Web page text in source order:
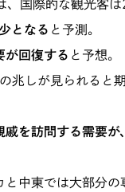
国際的な観光客は
となる と予測。
が回復する と予想。
兆しが見られると
戚を訪問する需要
と中東では大部分